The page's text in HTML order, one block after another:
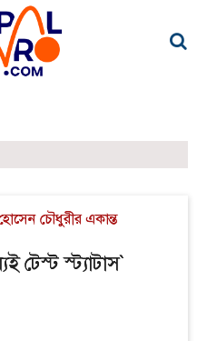
চৌধুরীর একান্ত
টেস্ট স্ট্যাটাস`